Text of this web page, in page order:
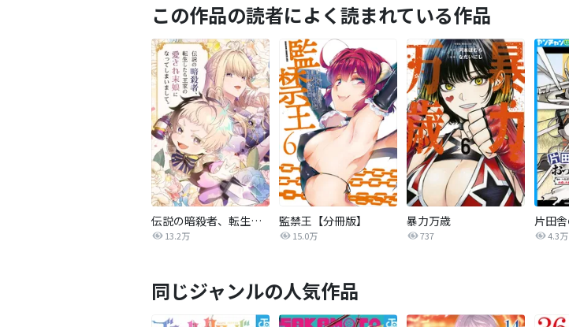
この作品の読者によく読まれている作品
伝説の暗殺者、転生したら王家の愛され末娘になってしまいまして。【タテヨミ】
13.2万
監禁王【分冊版】
15.0万
暴力万歳
737 4.3万
同じジャンルの人気作品